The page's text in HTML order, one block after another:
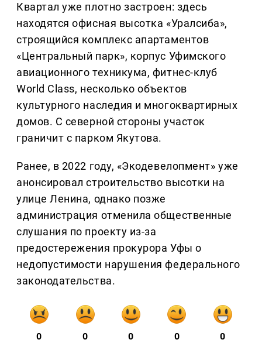
Квартал уже плотно застроен: здесь
находятся офисная высотка «Уралсиба»,
строящийся комплекс апартаментов
«Центральный парк», корпус Уфимского
авиационного техникума, фитнес-клуб
World Class, несколько объектов
культурного наследия и многоквартирных
домов. С северной стороны участок
граничит с парком Якутова.
Ранее, в 2022 году, «Экодевелопмент» уже
анонсировал строительство высотки на
улице Ленина, однако позже
администрация отменила общественные
слушания по проекту из-за
предостережения прокурора Уфы о
недопустимости нарушения федерального
законодательства.
0 0 0 0 0